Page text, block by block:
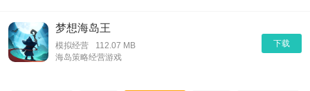
下载
梦想海岛王
模拟经营
112.07 MB
海岛策略经营游戏